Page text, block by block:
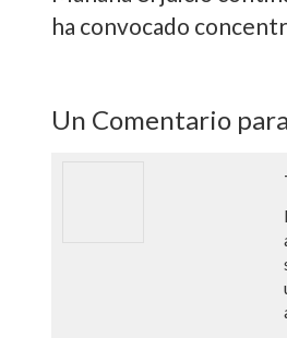
ha convocado
Un Comentario